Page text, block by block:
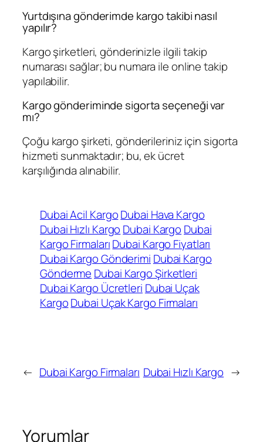
Yurtdışına gönderimde kargo takibi nasıl
yapılır?
Kargo şirketleri, gönderinizle ilgili takip
numarası sağlar; bu numara ile online takip
yapılabilir.
Kargo gönderiminde sigorta seçeneği var
mı?
Çoğu kargo şirketi, gönderileriniz için sigorta
hizmeti sunmaktadır; bu, ek ücret
karşılığında alınabilir.
Dubai Acil KargoDubai Hava Kargo
Dubai Hızlı Kargo Dubai Kargo Dubai
Kargo FirmalarıDubai Kargo Fiyatları
Dubai Kargo Gönderimi Dubai Kargo
Gönderme Dubai Kargo Şirketleri
Dubai Kargo Ücretleri Dubai Uçak
KargoDubai Uçak Kargo Firmaları
← Dubai Kargo Firmaları Dubai Hızlı Kargo →
Yorumlar